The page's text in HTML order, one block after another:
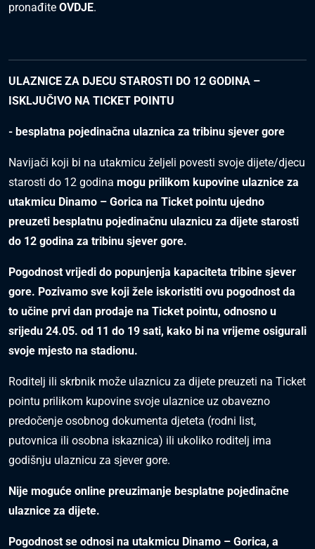
pronađite OVDJE.
ULAZNICE ZA DJECU STAROSTI DO 12 GODINA –
ISKLJUČIVO NA TICKET POINTU
- besplatna pojedinačna ulaznica za tribinu sjever gore
Navijači koji bi na utakmicu željeli povesti svoje dijete/djecu
starosti do 12 godina mogu prilikom kupovine ulaznice za
utakmicu Dinamo – Gorica na Ticket pointu ujedno
preuzeti besplatnu pojedinačnu ulaznicu za dijete starosti
do 12 godina za tribinu sjever gore.
Pogodnost vrijedi do popunjenja kapaciteta tribine sjever
gore. Pozivamo sve koji žele iskoristiti ovu pogodnost da
to učine prvi dan prodaje na Ticket pointu, odnosno u
srijedu 24.05. od 11 do 19 sati, kako bi na vrijeme osigurali
svoje mjesto na stadionu.
Roditelj ili skrbnik može ulaznicu za dijete preuzeti na Ticket
pointu prilikom kupovine svoje ulaznice uz obavezno
predočenje osobnog dokumenta djeteta (rodni list,
putovnica ili osobna iskaznica) ili ukoliko roditelj ima
godišnju ulaznicu za sjever gore.
Nije moguće online preuzimanje besplatne pojedinačne
ulaznice za dijete.
Pogodnost se odnosi na utakmicu Dinamo – Gorica, a